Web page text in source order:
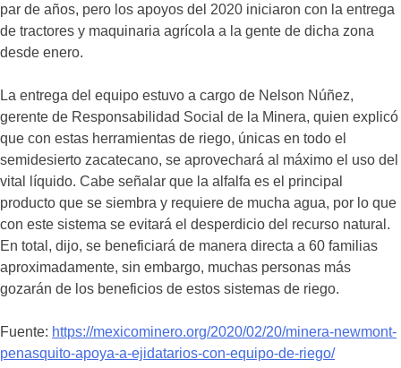
par de años, pero los apoyos del 2020 iniciaron con la entrega
de tractores y maquinaria agrícola a la gente de dicha zona
desde enero.
La entrega del equipo estuvo a cargo de Nelson Núñez,
gerente de Responsabilidad Social de la Minera, quien explicó
que con estas herramientas de riego, únicas en todo el
semidesierto zacatecano, se aprovechará al máximo el uso del
vital líquido. Cabe señalar que la alfalfa es el principal
producto que se siembra y requiere de mucha agua, por lo que
con este sistema se evitará el desperdicio del recurso natural.
En total, dijo, se beneficiará de manera directa a 60 familias
aproximadamente, sin embargo, muchas personas más
gozarán de los beneficios de estos sistemas de riego.
Fuente: https://mexicominero.org/2020/02/20/minera-newmont-
penasquito-apoya-a-ejidatarios-con-equipo-de-riego/